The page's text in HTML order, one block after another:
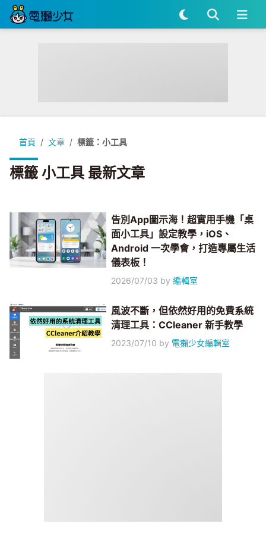
首頁 文章 標籤：小工具
標籤 小工具 最新文章
告別App圖示海！超實用手機「桌
面小工具」設定教學，iOS、
Android 一次學會，打造專屬生活
儀表板！
2026/07/03 by編輯室
風波不斷，但依然好用的免費系統
清理工具：CCleaner 新手教學
2023/07/10 by 電獺少女編輯室